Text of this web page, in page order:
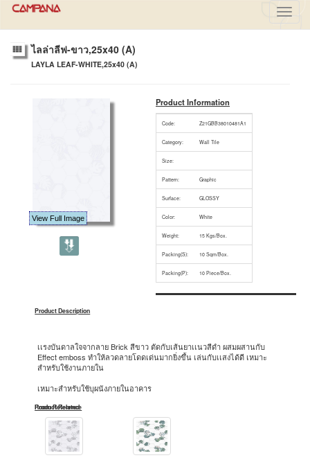
ไลล่าลีฟ-ขาว,25x40 (A)
LAYLA LEAF-WHITE,25x40 (A)
Product Information
Code: Z21GBB38010481A1
Category: Wall Tile
Size:
Pattern: Graphic
Surface: GLOSSY
Color: White
Weight: 15 Kgs/Box.
Packing(S): 10 Sqm/Box.
Packing(P): 10 Piece/Box.
Product Description
เเรงบันดาลใจจากลาย Brick สีขาว ตัดกับเส้นยาเเนวสีดำ ผสมผสานกับ
Effect emboss ทำให้ลวดลายโดดเด่นมากยิ่งขึ้น เล่นกับเเสงได้ดี เหมาะ
สำหรับใช้งานภายใน
เหมาะสำหรับใช้บุผนังภายในอาคาร
Product Related
Room Reference
View Full Image